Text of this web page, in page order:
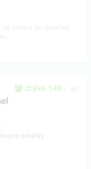
zbývá 148 z 150
pohárky.